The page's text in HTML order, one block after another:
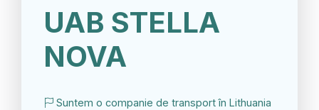
UAB STELLA
NOVA
Suntem o companie de transport în Lithuania